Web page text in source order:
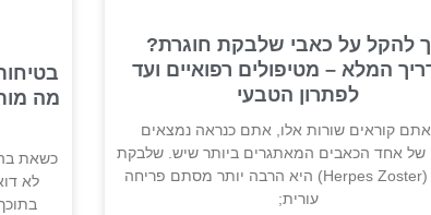
להקל על כאבי שלבקת חוגרת?
המלא – מטיפולים רפואיים ועד
לפתרון הטבעי
קוראים שורות אלו, אתם כנראה נמצאים
של אחד הכאבים המאתגרים ביותר שיש. שלבקת
חוגרת (Herpes Zoster) היא הרבה יותר מסתם פריחה
עורית;
מה
כשאת
לא